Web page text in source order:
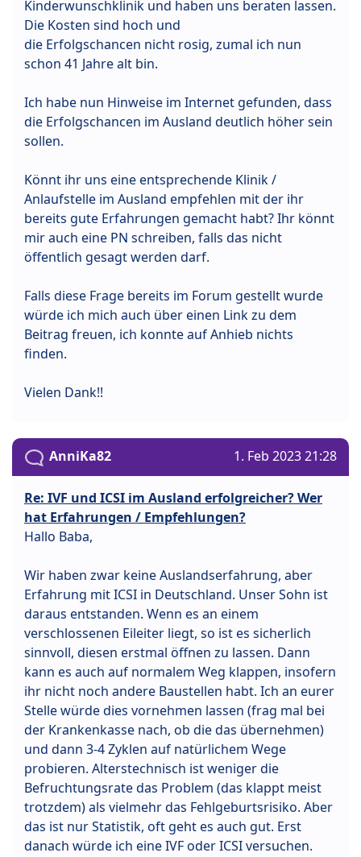
Kinderwunschklinik und haben uns beraten lassen.
Die Kosten sind hoch und
die Erfolgschancen nicht rosig, zumal ich nun
schon 41 Jahre alt bin.
Ich habe nun Hinweise im Internet gefunden, dass
die Erfolgschancen im Ausland deutlich höher sein
sollen.
Könnt ihr uns eine entsprechende Klinik /
Anlaufstelle im Ausland empfehlen mit der ihr
bereits gute Erfahrungen gemacht habt? Ihr könnt
mir auch eine PN schreiben, falls das nicht
öffentlich gesagt werden darf.
Falls diese Frage bereits im Forum gestellt wurde
würde ich mich auch über einen Link zu dem
Beitrag freuen, ich konnte auf Anhieb nichts
finden.
Vielen Dank!!
AnniKa82 1. Feb 2023 21:28
Re: IVF und ICSI im Ausland erfolgreicher? Wer
hat Erfahrungen / Empfehlungen?
Hallo Baba,
Wir haben zwar keine Auslandserfahrung, aber
Erfahrung mit ICSI in Deutschland. Unser Sohn ist
daraus entstanden. Wenn es an einem
verschlossenen Eileiter liegt, so ist es sicherlich
sinnvoll, diesen erstmal öffnen zu lassen. Dann
kann es auch auf normalem Weg klappen, insofern
ihr nicht noch andere Baustellen habt. Ich an eurer
Stelle würde dies vornehmen lassen (frag mal bei
der Krankenkasse nach, ob die das übernehmen)
und dann 3-4 Zyklen auf natürlichem Wege
probieren. Alterstechnisch ist weniger die
Befruchtungsrate das Problem (das klappt meist
trotzdem) als vielmehr das Fehlgeburtsrisiko. Aber
das ist nur Statistik, oft geht es auch gut. Erst
danach würde ich eine IVF oder ICSI versuchen.